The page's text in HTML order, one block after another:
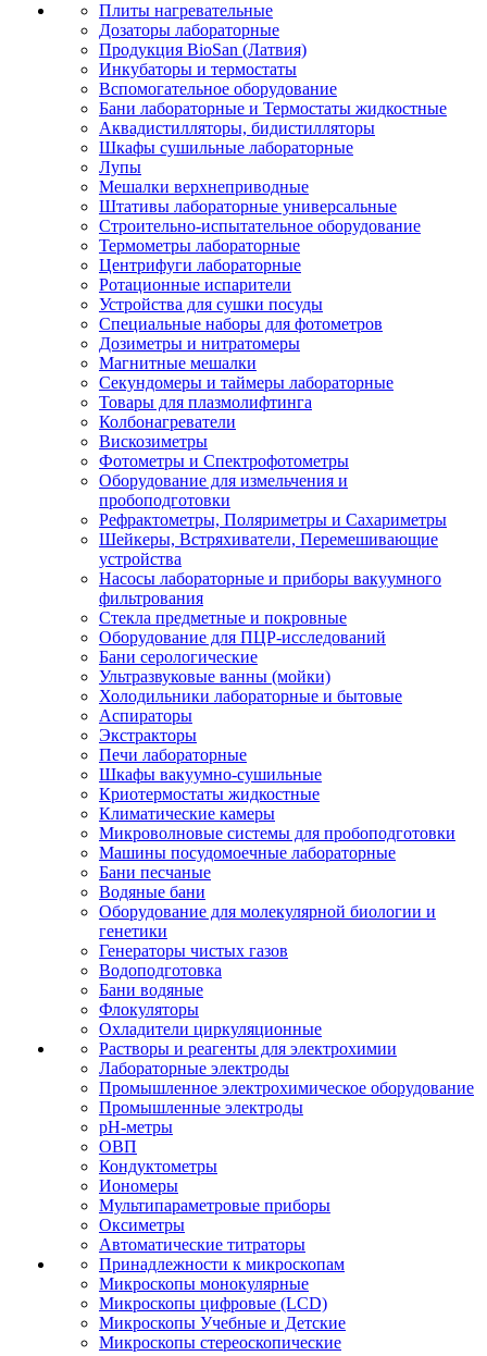
Плиты нагревательные
Дозаторы лабораторные
Продукция BioSan (Латвия)
Инкубаторы и термостаты
Вспомогательное оборудование
Бани лабораторные и Термостаты жидкостные
Аквадистилляторы, бидистилляторы
Шкафы сушильные лабораторные
Лупы
Мешалки верхнеприводные
Штативы лабораторные универсальные
Строительно-испытательное оборудование
Термометры лабораторные
Центрифуги лабораторные
Ротационные испарители
Устройства для сушки посуды
Специальные наборы для фотометров
Дозиметры и нитратомеры
Магнитные мешалки
Секундомеры и таймеры лабораторные
Товары для плазмолифтинга
Колбонагреватели
Вискозиметры
Фотометры и Спектрофотометры
Оборудование для измельчения и
пробоподготовки
Рефрактометры, Поляриметры и Сахариметры
Шейкеры, Встряхиватели, Перемешивающие
устройства
Насосы лабораторные и приборы вакуумного
фильтрования
Стекла предметные и покровные
Оборудование для ПЦР-исследований
Бани серологические
Ультразвуковые ванны (мойки)
Холодильники лабораторные и бытовые
Аспираторы
Экстракторы
Печи лабораторные
Шкафы вакуумно-сушильные
Криотермостаты жидкостные
Климатические камеры
Микроволновые системы для пробоподготовки
Машины посудомоечные лабораторные
Бани песчаные
Водяные бани
Оборудование для молекулярной биологии и
генетики
Генераторы чистых газов
Водоподготовка
Бани водяные
Флокуляторы
Охладители циркуляционные
Растворы и реагенты для электрохимии
Лабораторные электроды
Промышленное электрохимическое оборудование
Промышленные электроды
pH-метры
ОВП
Кондуктометры
Иономеры
Мультипараметровые приборы
Оксиметры
Автоматические титраторы
Принадлежности к микроскопам
Микроскопы монокулярные
Микроскопы цифровые (LCD)
Микроскопы Учебные и Детские
Микроскопы стереоскопические